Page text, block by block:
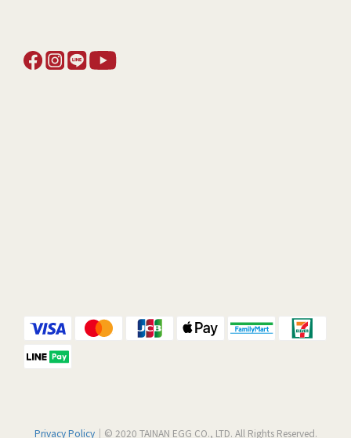
Privacy Policy｜© 2020 TAINAN EGG CO., LTD. All Rights Reserved.